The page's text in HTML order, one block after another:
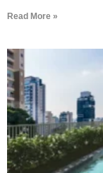
Read More »